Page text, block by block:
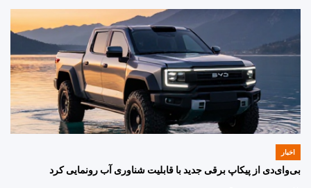
POSTED
اخبار
بی‌وای‌دی از پیکاپ برقی جدید با قابلیت شناوری آب رونمایی کرد